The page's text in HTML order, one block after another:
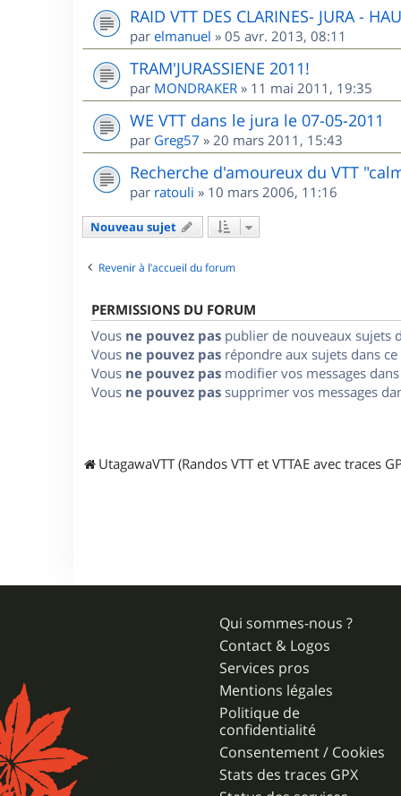
RAID VTT DES CLARINES- JURA -
par elmanuel » 05 avr. 2013, 08:11
TRAM'JURASSIENE 2011!
par MONDRAKER » 11 mai 2011, 19:35
WE VTT dans le jura le 07-05-2011
par Greg57 » 20 mars 2011, 15:43
Recherche d'amoureux du VTT
par ratouli » 10 mars 2006, 11:16
Nouveau sujet
Revenir à l’accueil du forum
PERMISSIONS DU FORUM
Vous ne pouvez pas publier de nouveaux sujets
Vous ne pouvez pas répondre aux sujets dans
Vous ne pouvez pas modifier vos messages
Vous ne pouvez pas supprimer vos messages
UtagawaVTT (Randos VTT et VTTAE avec traces
Qui sommes-nous ?
Contact & Logos
Services pros
Mentions légales
Politique de
confidentialité
Consentement / Cookies
Stats des traces GPX